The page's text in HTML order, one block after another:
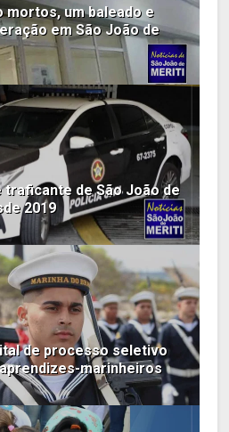
mortos, um baleado e
em São João de
traficante de São João de
2019
de processo seletivo
marinheiros